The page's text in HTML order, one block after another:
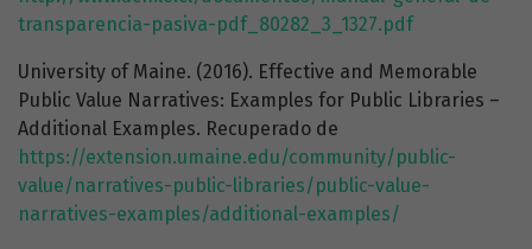
transparencia-pasiva-pdf_80282_3_1327.pdf
University of Maine. (2016). Effective and Memorable
Public Value Narratives: Examples for Public Libraries –
Additional Examples. Recuperado de
https://extension.umaine.edu/community/public-
value/narratives-public-libraries/public-value-
narratives-examples/additional-examples/